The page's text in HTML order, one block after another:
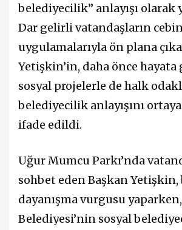
belediyecilik” anlayışı olarak
Dar gelirli vatandaşların
uygulamalarıyla ön plana
Yetişkin’in, daha önce
sosyal projelerle de halk
belediyecilik anlayışını
ifade edildi.
Uğur Mumcu Parkı’nda
sohbet eden Başkan
dayanışma vurgusu
Belediyesi’nin sosyal